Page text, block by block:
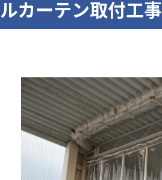
カーテン取付工事